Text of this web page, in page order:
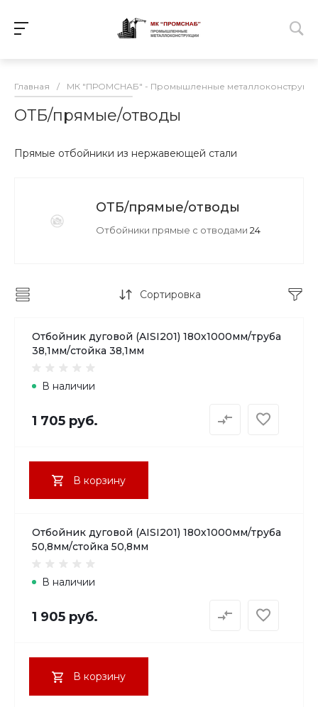
Главная / МК "ПРОМСНАБ" - Промышленные
ОТБ/прямые/отводы
Прямые отбойники из нержавеющей стали
ОТБ/прямые/отводы
Отбойники прямые с отводами 24
Сортировка
Отбойник дуговой (AISI201) 180х1000мм/труба
38,1мм/стойка 38,1мм
В наличии
1 705 руб.
В корзину
Отбойник дуговой (AISI201) 180х1000мм/труба
50,8мм/стойка 50,8мм
В наличии
1 905 руб.
В корзину